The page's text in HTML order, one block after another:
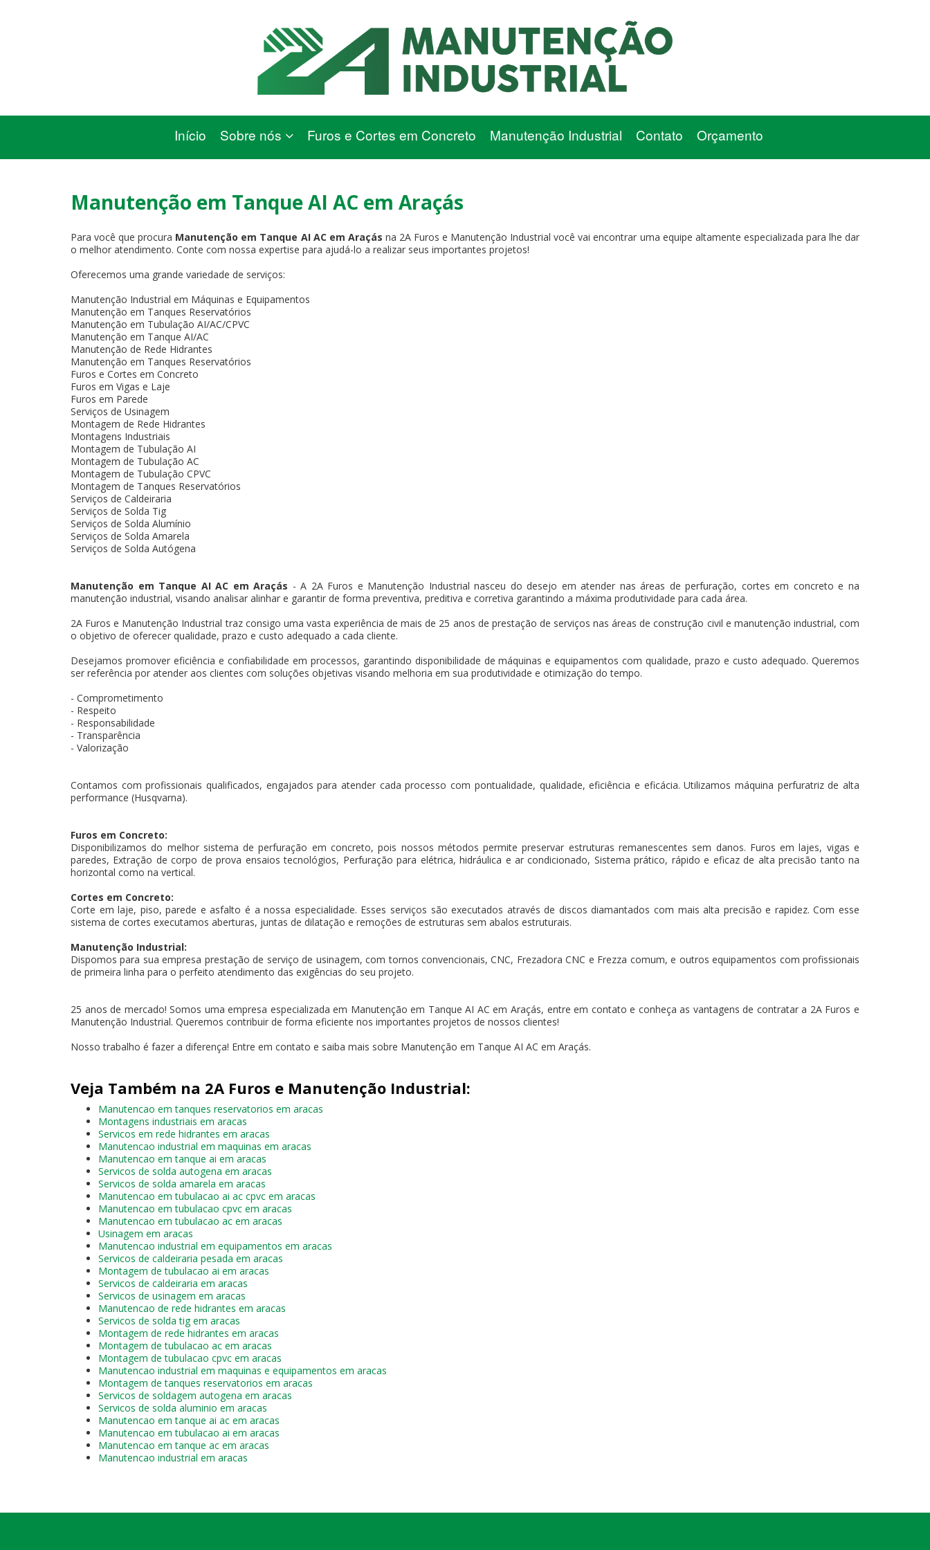
Início Sobre nós Furos e Cortes em Concreto Manutenção Industrial Contato Orçamento
Manutenção em Tanque AI AC em Araçás
Para você que procura Manutenção em Tanque AI AC em Araçás na 2A Furos e Manutenção Industrial você vai encontrar uma equipe altamente especializada para lhe dar
o melhor atendimento. Conte com nossa expertise para ajudá-lo a realizar seus importantes projetos!
Oferecemos uma grande variedade de serviços:
Manutenção Industrial em Máquinas e Equipamentos
Manutenção em Tanques Reservatórios
Manutenção em Tubulação AI/AC/CPVC
Manutenção em Tanque AI/AC
Manutenção de Rede Hidrantes
Manutenção em Tanques Reservatórios
Furos e Cortes em Concreto
Furos em Vigas e Laje
Furos em Parede
Serviços de Usinagem
Montagem de Rede Hidrantes
Montagens Industriais
Montagem de Tubulação AI
Montagem de Tubulação AC
Montagem de Tubulação CPVC
Montagem de Tanques Reservatórios
Serviços de Caldeiraria
Serviços de Solda Tig
Serviços de Solda Alumínio
Serviços de Solda Amarela
Serviços de Solda Autógena
Manutenção em Tanque AI AC em Araçás - A 2A Furos e Manutenção Industrial nasceu do desejo em atender nas áreas de perfuração, cortes em concreto e na
manutenção industrial, visando analisar alinhar e garantir de forma preventiva, preditiva e corretiva garantindo a máxima produtividade para cada área.
2A Furos e Manutenção Industrial traz consigo uma vasta experiência de mais de 25 anos de prestação de serviços nas áreas de construção civil e manutenção industrial, com
o objetivo de oferecer qualidade, prazo e custo adequado a cada cliente.
Desejamos promover eficiência e confiabilidade em processos, garantindo disponibilidade de máquinas e equipamentos com qualidade, prazo e custo adequado. Queremos
ser referência por atender aos clientes com soluções objetivas visando melhoria em sua produtividade e otimização do tempo.
- Comprometimento
- Respeito
- Responsabilidade
- Transparência
- Valorização
Contamos com profissionais qualificados, engajados para atender cada processo com pontualidade, qualidade, eficiência e eficácia. Utilizamos máquina perfuratriz de alta
performance (Husqvarna).
Furos em Concreto:
Disponibilizamos do melhor sistema de perfuração em concreto, pois nossos métodos permite preservar estruturas remanescentes sem danos. Furos em lajes, vigas e
paredes, Extração de corpo de prova ensaios tecnológios, Perfuração para elétrica, hidráulica e ar condicionado, Sistema prático, rápido e eficaz de alta precisão tanto na
horizontal como na vertical.
Cortes em Concreto:
Corte em laje, piso, parede e asfalto é a nossa especialidade. Esses serviços são executados através de discos diamantados com mais alta precisão e rapidez. Com esse
sistema de cortes executamos aberturas, juntas de dilatação e remoções de estruturas sem abalos estruturais.
Manutenção Industrial:
Dispomos para sua empresa prestação de serviço de usinagem, com tornos convencionais, CNC, Frezadora CNC e Frezza comum, e outros equipamentos com profissionais
de primeira linha para o perfeito atendimento das exigências do seu projeto.
25 anos de mercado! Somos uma empresa especializada em Manutenção em Tanque AI AC em Araçás, entre em contato e conheça as vantagens de contratar a 2A Furos e
Manutenção Industrial. Queremos contribuir de forma eficiente nos importantes projetos de nossos clientes!
Nosso trabalho é fazer a diferença! Entre em contato e saiba mais sobre Manutenção em Tanque AI AC em Araçás.
Veja Também na 2A Furos e Manutenção Industrial:
Manutencao em tanques reservatorios em aracas
Montagens industriais em aracas
Servicos em rede hidrantes em aracas
Manutencao industrial em maquinas em aracas
Manutencao em tanque ai em aracas
Servicos de solda autogena em aracas
Servicos de solda amarela em aracas
Manutencao em tubulacao ai ac cpvc em aracas
Manutencao em tubulacao cpvc em aracas
Manutencao em tubulacao ac em aracas
Usinagem em aracas
Manutencao industrial em equipamentos em aracas
Servicos de caldeiraria pesada em aracas
Montagem de tubulacao ai em aracas
Servicos de caldeiraria em aracas
Servicos de usinagem em aracas
Manutencao de rede hidrantes em aracas
Servicos de solda tig em aracas
Montagem de rede hidrantes em aracas
Montagem de tubulacao ac em aracas
Montagem de tubulacao cpvc em aracas
Manutencao industrial em maquinas e equipamentos em aracas
Montagem de tanques reservatorios em aracas
Servicos de soldagem autogena em aracas
Servicos de solda aluminio em aracas
Manutencao em tanque ai ac em aracas
Manutencao em tubulacao ai em aracas
Manutencao em tanque ac em aracas
Manutencao industrial em aracas